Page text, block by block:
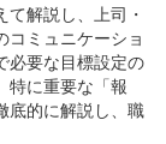
解説し、上司・
コミュニケーショ
必要な目標設定の
特に重要な「報
底的に解説し、職